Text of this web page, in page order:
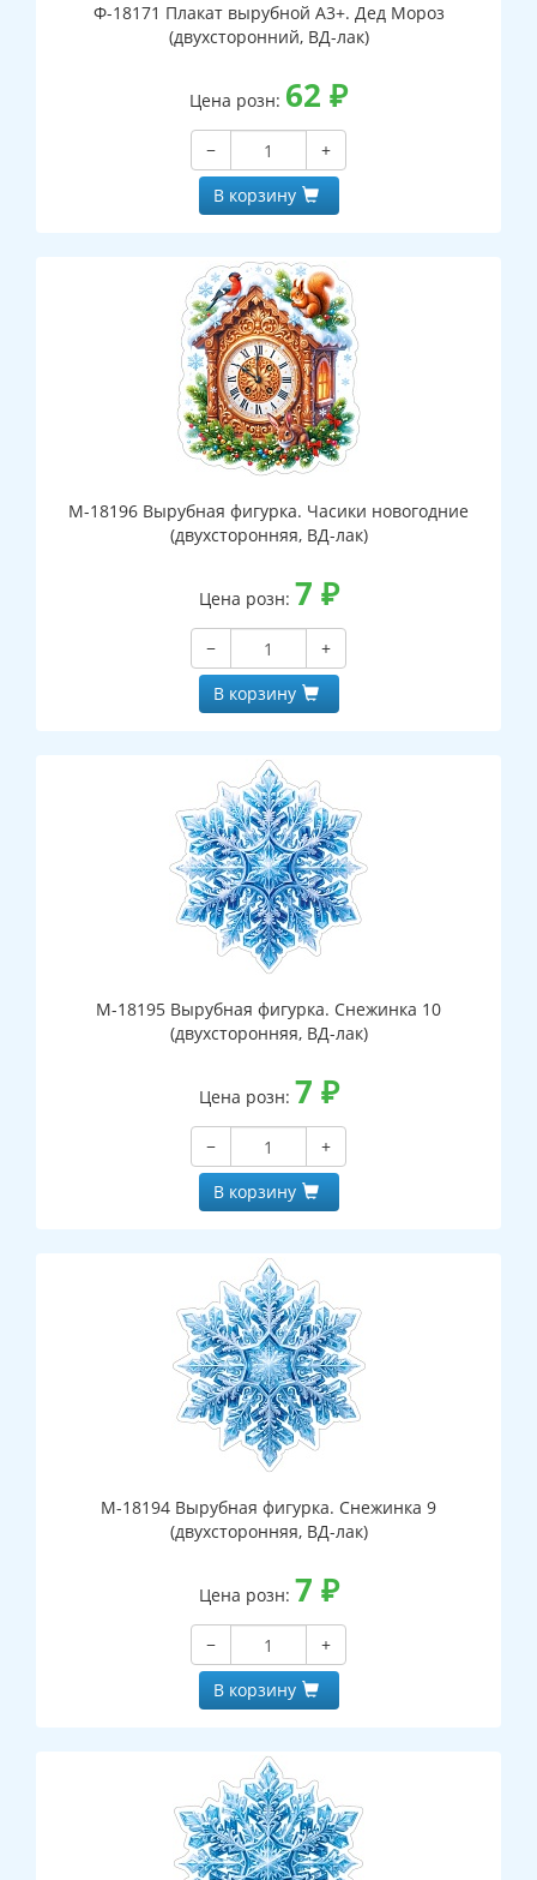
Ф-18171 Плакат вырубной А3+. Дед Мороз
(двухсторонний, ВД-лак)
Цена розн: 62 ₽
−
+
В корзину
М-18196 Вырубная фигурка. Часики новогодние
(двухсторонняя, ВД-лак)
Цена розн: 7 ₽
−
+
В корзину
М-18195 Вырубная фигурка. Снежинка 10
(двухсторонняя, ВД-лак)
Цена розн: 7 ₽
−
+
В корзину
М-18194 Вырубная фигурка. Снежинка 9
(двухсторонняя, ВД-лак)
Цена розн: 7 ₽
−
+
В корзину